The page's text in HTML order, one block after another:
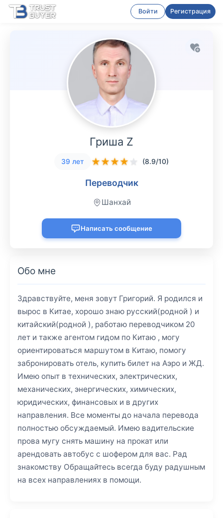
Войти Регистрация
Гриша Z
39 лет ★★★★ ★ (8.9/10)
Переводчик
Шанхай
Написать сообщение
Обо мне
Здравствуйте, меня зовут Григорий. Я родился и
вырос в Китае, хорошо знаю русский(родной ) и
китайский(родной ), работаю переводчиком 20
лет и также агентом гидом по Китаю , могу
ориентироваться маршутом в Китаю, помогу
забронировать отель, купить билет на Аэро и ЖД.
Имею опыт в технических, электрических,
механических, энергических, химических,
юридических, финансовых и в других
направления. Все моменты до начала перевода
полностью обсуждаемый. Имею вадительские
прова мугу снять машину на прокат или
арендовать автобус с шофером для вас. Рад
знакомству Обращайтесь всегда буду радушным
на всех направлениях в помощи.